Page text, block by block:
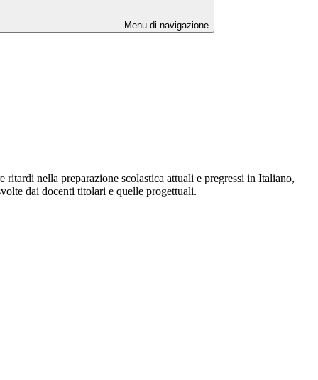
Menu di navigazione
nella preparazione scolastica attuali e pregressi in Italiano,
dai docenti titolari e quelle progettuali.